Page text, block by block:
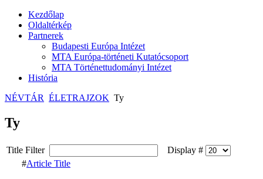
Kezdőlap
Oldaltérkép
Partnerek
Budapesti Európa Intézet
MTA Európa-történeti Kutatócsoport
MTA Történettudományi Intézet
História
NÉVTÁR ÉLETRAJZOK Ty
Ty
Title Filter
Display #
#Article Title